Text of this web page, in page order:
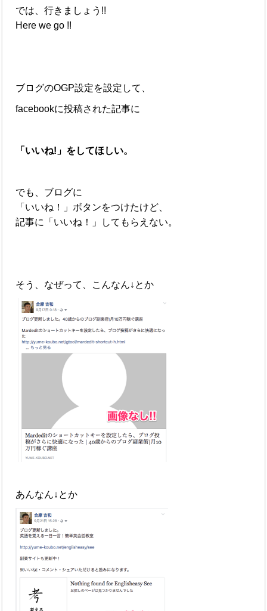
では、行きましょう!!
Here we go !!
ブログのOGP設定を設定して、
facebookに投稿された記事に
「いいね!」をしてほしい。
でも、ブログに
「いいね！」ボタンをつけたけど、
記事に「いいね！」してもらえない。
そう、なぜって、こんなん↓とか
あんなん↓とか